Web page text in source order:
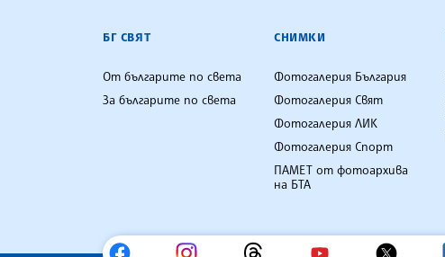
БГ СВЯТ
От българите по света
За българите по света
СНИМКИ
Фотогалерия България
Фотогалерия Свят
Фотогалерия ЛИК
Фотогалерия Спорт
ПАМЕТ от фотоархива
на БТА